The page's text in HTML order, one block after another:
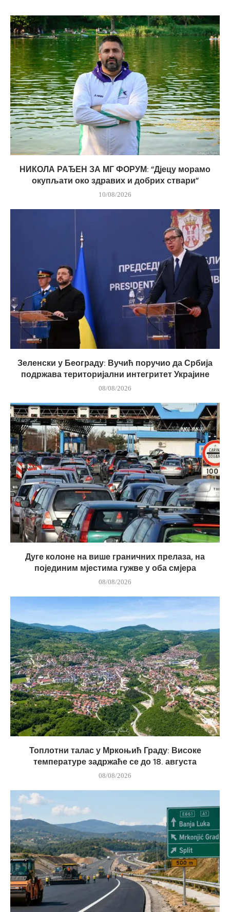
НИКОЛА РАЂЕН ЗА МГ ФОРУМ: “Дјецу морамо
окупљати око здравих и добрих ствари”
10/08/2026
Зеленски у Београду: Вучић поручио да Србија
подржава територијални интегритет Украјине
08/08/2026
Дуге колоне на више граничних прелаза, на
појединим мјестима гужве у оба смјера
08/08/2026
Топлотни талас у Мркоњић Граду: Високе
температуре задржаће се до 18. августа
08/08/2026